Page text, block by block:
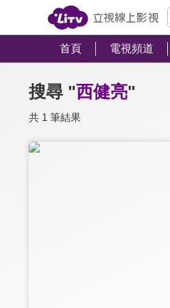
首頁 電視頻道
搜尋 "西健亮"
共 1 筆結果